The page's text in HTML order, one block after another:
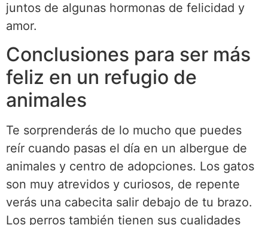
juntos de algunas hormonas de felicidad y
amor.
Conclusiones para ser más
feliz en un refugio de
animales
Te sorprenderás de lo mucho que puedes
reír cuando pasas el día en un albergue de
animales y centro de adopciones. Los gatos
son muy atrevidos y curiosos, de repente
verás una cabecita salir debajo de tu brazo.
Los perros también tienen sus cualidades